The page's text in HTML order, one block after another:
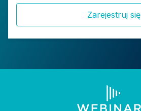
Zarejestruj się